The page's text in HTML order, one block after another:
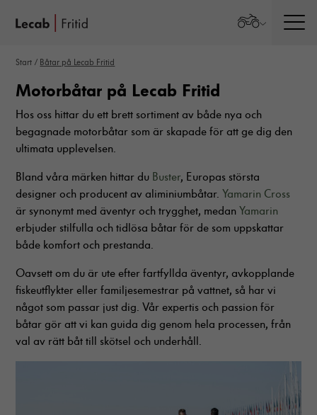
Start / Båtar på Lecab Fritid
Motorbåtar på Lecab Fritid
Hos oss hittar du ett brett sortiment av både nya och
begagnade motorbåtar som är skapade för att ge dig den
ultimata upplevelsen.
Bland våra märken hittar du Buster, Europas största
designer och producent av aliminiumbåtar.Yamarin Cross
är synonymt med äventyr och trygghet, medanYamarin
erbjuder stilfulla och tidlösa båtar för de som uppskattar
både komfort och prestanda.
Oavsett om du är ute efter fartfyllda äventyr, avkopplande
fiskeutflykter eller familjesemestrar på vattnet, så har vi
något som passar just dig. Vår expertis och passion för
båtar gör att vi kan guida dig genom hela processen, från
val av rätt båt till skötsel och underhåll.